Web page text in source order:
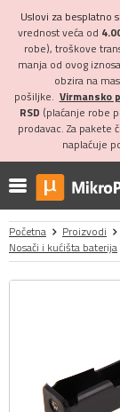
Uslovi za besplatno
vrednost veća od
robe), troškove
manja od ovog
obzira na
pošiljke. Virmansko
RSD (plaćanje robe
prodavac. Za pakete
naplaćuje
Početna Proizvodi
Nosači i kućišta baterija